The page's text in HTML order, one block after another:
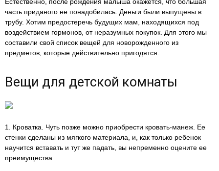
часть приданого не понадобилась. Деньги были выпущены в
трубу. Хотим предостеречь будущих мам, находящихся под
воздействием гормонов, от неразумных покупок. Для этого мы
составили свой список вещей для новорожденного из
предметов, которые действительно пригодятся.
Вещи для детской комнаты
1. Кроватка. Чуть позже можно приобрести кровать-манеж. Ее
стенки сделаны из мягкого материала, и, как только ребенок
научится вставать и тут же падать, вы непременно оцените ее
преимущества.